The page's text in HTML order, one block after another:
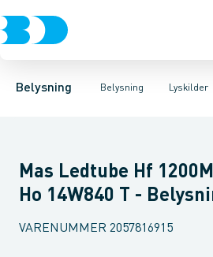
Belysning Belysning
Belysning Lyskilder
LyskilderBelysningsarmaturer
LED Lyskilder LysrørUV-Lampe
Mas Ledtube Hf
Ho 14W840 T -
VARENUMMER 2057816915